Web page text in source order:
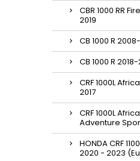
CBR 1000 RR
2019
CB 1000 R
CB 1000 R
CRF 1000L
2017
CRF 1000L
Adventure
HONDA CRF
2020 - 2023